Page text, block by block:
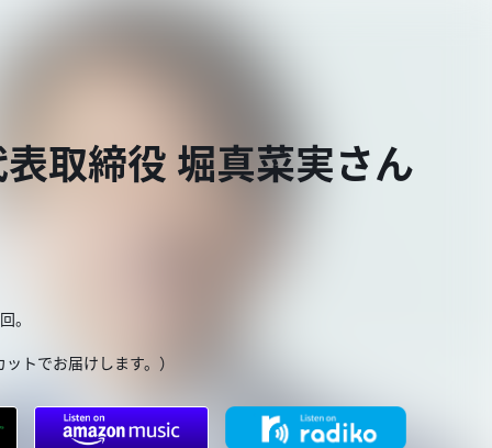
取締役 堀真菜実さん
。
トでお届けします。）